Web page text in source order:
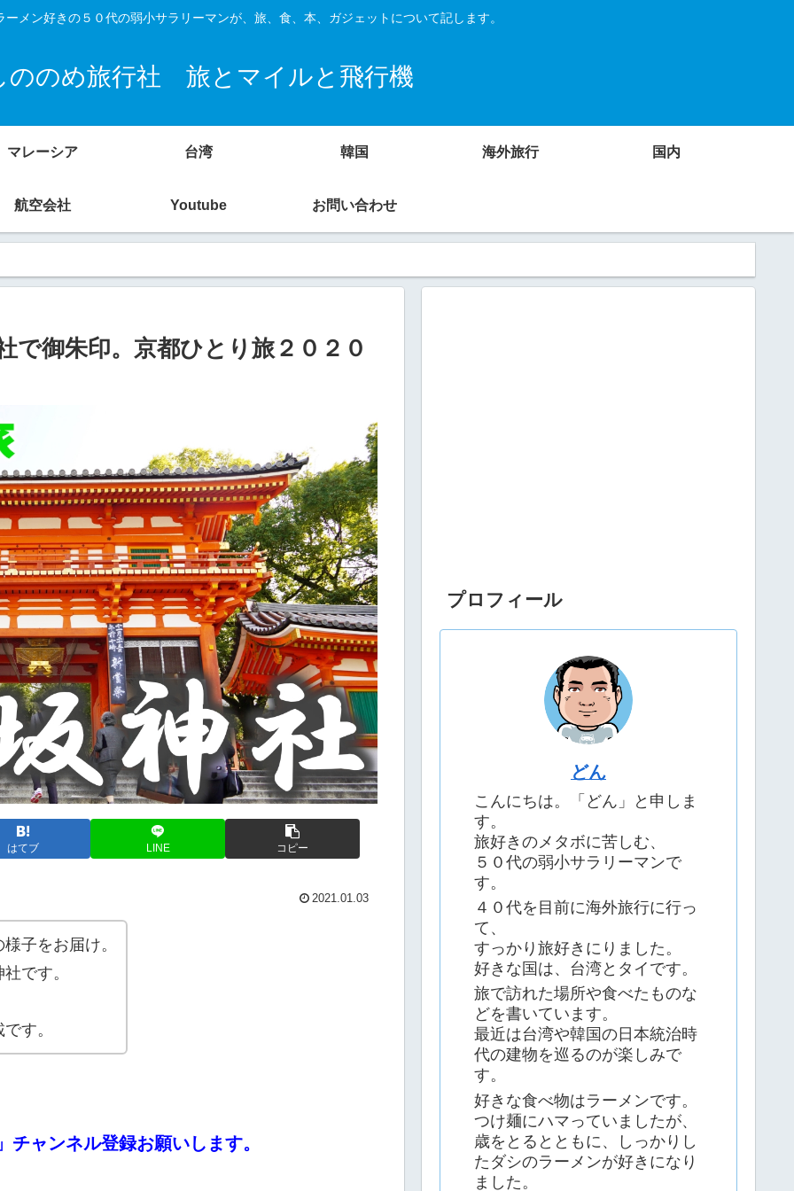
ーメン好きの５０代の弱小サラリーマンが、旅、食、本、ガジェットについて記します。
ののめ旅行社 旅とマイルと飛行機
マレーシア 台湾 韓国 海外旅行 国内
航空会社 Youtube お問い合わせ
で御朱印。京都ひとり旅２０２０
はてブ LINE コピー
2021.01.03
子をお届け。
です。
す。
チャンネル登録お願いします。
プロフィール
どん
こんにちは。「どん」と申しま
す。
旅好きのメタボに苦しむ、
５０代の弱小サラリーマンで
す。
４０代を目前に海外旅行に行っ
て、
すっかり旅好きにりました。
好きな国は、台湾とタイです。
旅で訪れた場所や食べたものな
どを書いています。
最近は台湾や韓国の日本統治時
代の建物を巡るのが楽しみで
す。
好きな食べ物はラーメンです。
つけ麺にハマっていましたが、
歳をとるとともに、しっかりし
たダシのラーメンが好きになり
ました。